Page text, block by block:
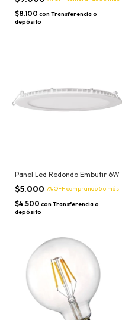
$8.100 con Transferencia o
depósito
Panel Led Redondo Embutir 6W
$5.000 7% OFFcomprando 5 o más
$4.500 con Transferencia o
depósito